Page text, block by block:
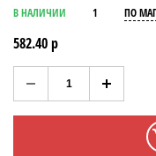
В НАЛИЧИИ 1 ПО
582.40 р